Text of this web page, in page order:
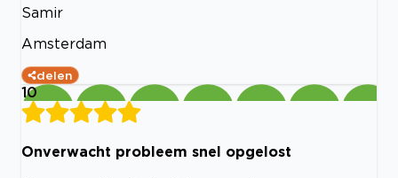
Samir
Amsterdam
delen
10
Onverwacht probleem snel opgelost